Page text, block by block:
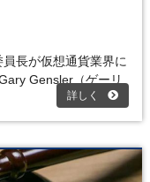
長が仮想通貨業界に
Gensler（ゲーリ
詳しく